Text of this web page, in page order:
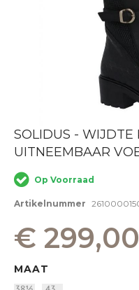
Ga
het
van
de
afbeeldingen-
SOLIDUS - WIJDTE
UITNEEMBAAR
Op Voorraad
Artikelnummer
€ 299,00
MAAT